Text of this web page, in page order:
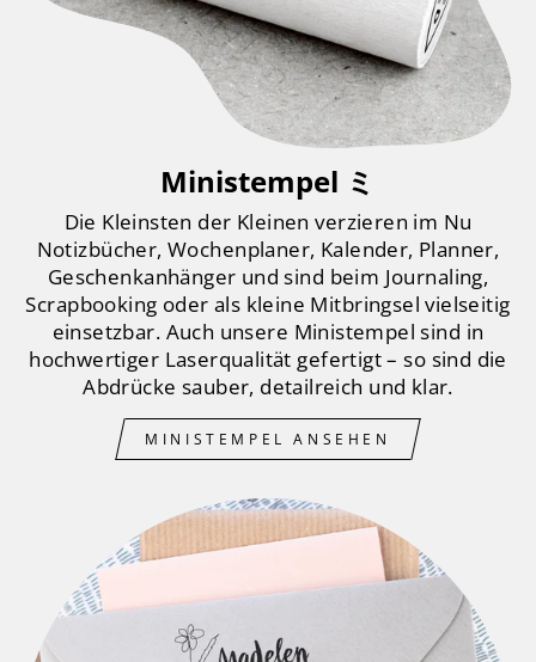
Ministempel ミ
Die Kleinsten der Kleinen verzieren im Nu
Notizbücher, Wochenplaner, Kalender, Planner,
Geschenkanhänger und sind beim Journaling,
Scrapbooking oder als kleine Mitbringsel vielseitig
einsetzbar. Auch unsere Ministempel sind in
hochwertiger Laserqualität gefertigt – so sind die
Abdrücke sauber, detailreich und klar.
MINISTEMPEL ANSEHEN